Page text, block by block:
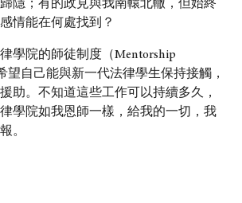
隱；有的政見與我南轅北轍，但始終
情能在何處找到？
學院的師徒制度（Mentorship
望自己能與新一代法律學生保持接觸，
助。不知道這些工作可以持續多久，
學院如我恩師一樣，給我的一切，我
。